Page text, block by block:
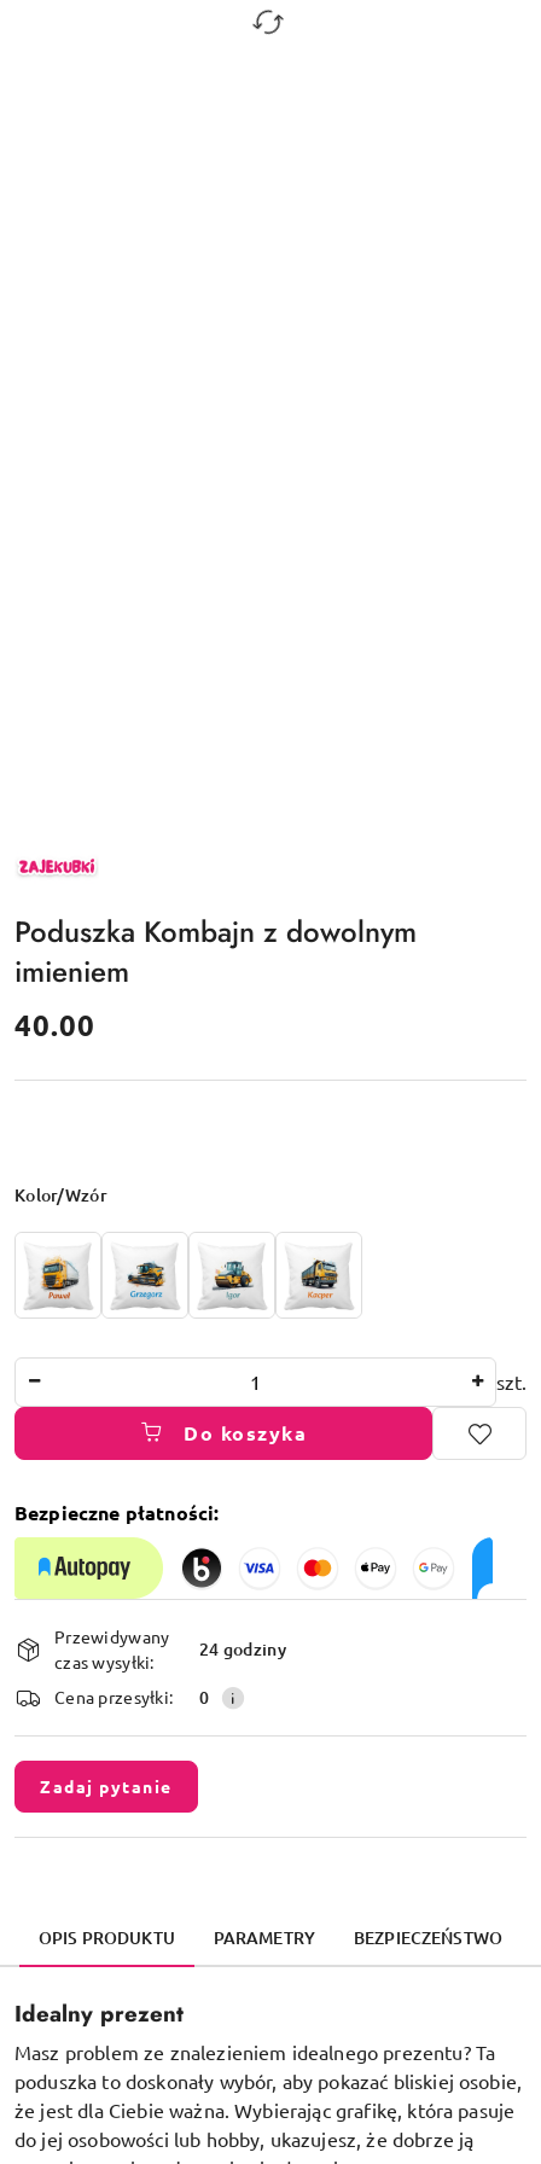
ZAJEKUBKI
Poduszka Kombajn z dowolnym
imieniem
cena:
40.00
Wariant
Kolor/Wzór
szt.
Do koszyka
Bezpieczne płatności:
Dostępność
i
dostawa
Przewidywany
czas wysyłki:
24 godziny
Cena przesyłki: 0
Zadaj pytanie
OPIS PRODUKTU PARAMETRY BEZPIECZEŃSTWO
Idealny prezent
Masz problem ze znalezieniem idealnego prezentu? Ta
poduszka to doskonały wybór, aby pokazać bliskiej osobie,
że jest dla Ciebie ważna. Wybierając grafikę, która pasuje
do jej osobowości lub hobby, ukazujesz, że dobrze ją